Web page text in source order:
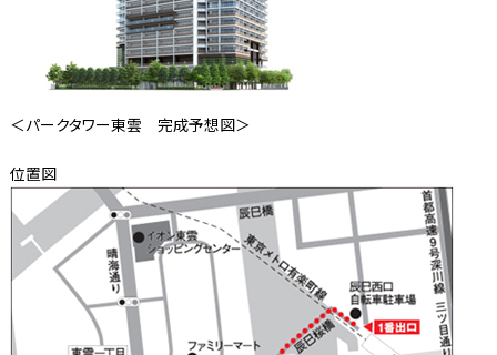
＜パークタワー東雲 完成予想図＞
位置図